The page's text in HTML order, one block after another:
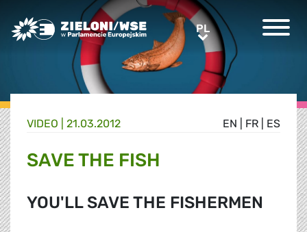
Greens/EFA Home PLPL
EN FR ES
VIDEO | 21.03.2012
SAVE THE FISH
YOU'LL SAVE THE FISHERMEN